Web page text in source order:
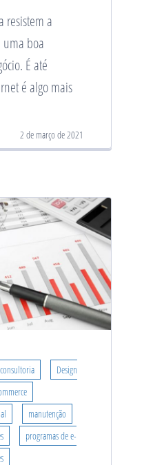
resistem a
boa
É até
é algo mais
2 de março de 2021
consultoria
Design
manutenção
programas de e-